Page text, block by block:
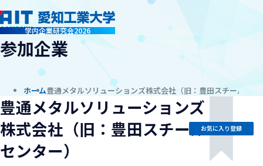
学内企業研究会2026
company
参加企業
ホーム
豊通メタルソリューションズ
株式会社（旧：豊田スチール
センター）
お気に入り登録